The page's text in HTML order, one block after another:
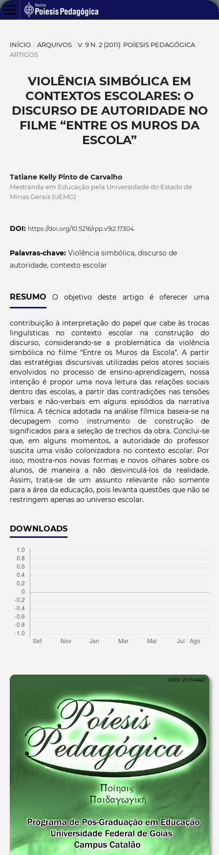
INÍCIO / ARQUIVOS / V. 9 N. 2 (2011): POÍESIS PEDAGÓGICA /
ARTIGOS
VIOLÊNCIA SIMBÓLICA EM
CONTEXTOS ESCOLARES: O
DISCURSO DE AUTORIDADE NO
FILME “ENTRE OS MUROS DA
ESCOLA”
Tatiane Kelly Pinto de Carvalho
Mestranda em Educação pela Universidade do Estado de
Minas Gerais (UEMG)
DOI: https://doi.org/10.5216/rpp.v9i2.17304
Palavras-chave: Violência simbólica, discurso de
autoridade, contexto escolar
RESUMO O objetivo deste artigo é oferecer uma
contribuição à interpretação do papel que cabe às trocas
linguísticas no contexto escolar na construção do
discurso, considerando-se a problemática da violência
simbólica no filme “Entre os Muros da Escola”. A partir
das estratégias discursivas utilizadas pelos atores sociais
envolvidos no processo de ensino-aprendizagem, nossa
intenção é propor uma nova leitura das relações sociais
dentro das escolas, a partir das contradições nas tensões
verbais e não-verbais em alguns episódios da narrativa
fílmica. A técnica adotada na análise fílmica baseia-se na
decupagem como instrumento de construção de
significados para a seleção de trechos da obra. Conclui-se
que, em alguns momentos, a autoridade do professor
suscita uma visão colonizadora no contexto escolar. Por
isso, mostra-nos novas formas e novos olhares sobre os
alunos, de maneira a não desvinculá-los da realidade.
Assim, trata-se de um assunto relevante não somente
para a área da educação, pois levanta questões que não se
restringem apenas ao universo escolar.
DOWNLOADS